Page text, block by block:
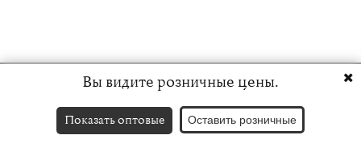
Вы видите розничные цены.
Показать оптовые Оставить розничные